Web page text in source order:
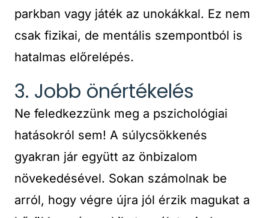
parkban vagy játék az unokákkal. Ez nem
csak fizikai, de mentális szempontból is
hatalmas előrelépés.
3. Jobb önértékelés
Ne feledkezzünk meg a pszichológiai
hatásokról sem! A súlycsökkenés
gyakran jár együtt az önbizalom
növekedésével. Sokan számolnak be
arról, hogy végre újra jól érzik magukat a